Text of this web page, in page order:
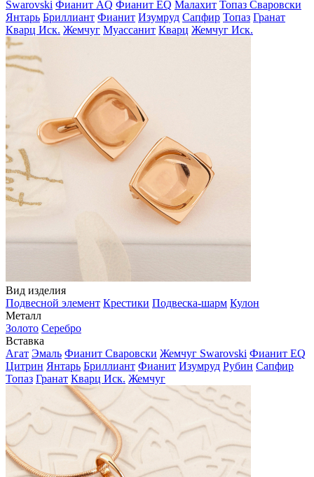
Swarovski Фианит AQ Фианит EQ Малахит Топаз Сваровски
Янтарь Бриллиант Фианит Изумруд Сапфир Топаз Гранат
Кварц Иск. Жемчуг Муассанит Кварц Жемчуг Иск.
Вид изделия
Подвесной элемент Крестики Подвеска-шарм Кулон
Металл
Золото Серебро
Вставка
Агат Эмаль Фианит Сваровски Жемчуг Swarovski Фианит EQ
Цитрин Янтарь Бриллиант Фианит Изумруд Рубин Сапфир
Топаз Гранат Кварц Иск. Жемчуг